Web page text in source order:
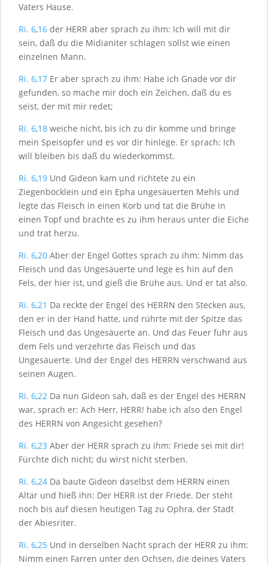
Vaters Hause.
Ri. 6,16 der HERR aber sprach zu ihm: Ich will mit dir
sein, daß du die Midianiter schlagen sollst wie einen
einzelnen Mann.
Ri. 6,17 Er aber sprach zu ihm: Habe ich Gnade vor dir
gefunden, so mache mir doch ein Zeichen, daß du es
seist, der mit mir redet;
Ri. 6,18 weiche nicht, bis ich zu dir komme und bringe
mein Speisopfer und es vor dir hinlege. Er sprach: Ich
will bleiben bis daß du wiederkommst.
Ri. 6,19 Und Gideon kam und richtete zu ein
Ziegenböcklein und ein Epha ungesäuerten Mehls und
legte das Fleisch in einen Korb und tat die Brühe in
einen Topf und brachte es zu ihm heraus unter die Eiche
und trat herzu.
Ri. 6,20 Aber der Engel Gottes sprach zu ihm: Nimm das
Fleisch und das Ungesäuerte und lege es hin auf den
Fels, der hier ist, und gieß die Brühe aus. Und er tat also.
Ri. 6,21 Da reckte der Engel des HERRN den Stecken aus,
den er in der Hand hatte, und rührte mit der Spitze das
Fleisch und das Ungesäuerte an. Und das Feuer fuhr aus
dem Fels und verzehrte das Fleisch und das
Ungesäuerte. Und der Engel des HERRN verschwand aus
seinen Augen.
Ri. 6,22 Da nun Gideon sah, daß es der Engel des HERRN
war, sprach er: Ach Herr, HERR! habe ich also den Engel
des HERRN von Angesicht gesehen?
Ri. 6,23 Aber der HERR sprach zu ihm: Friede sei mit dir!
Fürchte dich nicht; du wirst nicht sterben.
Ri. 6,24 Da baute Gideon daselbst dem HERRN einen
Altar und hieß ihn: Der HERR ist der Friede. Der steht
noch bis auf diesen heutigen Tag zu Ophra, der Stadt
der Abiesriter.
Ri. 6,25 Und in derselben Nacht sprach der HERR zu ihm:
Nimm einen Farren unter den Ochsen, die deines Vaters